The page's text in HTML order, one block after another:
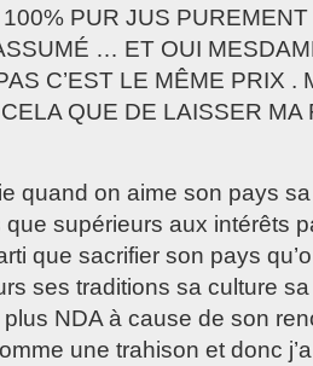
PUR JUS
… ET OUI
C’EST LE MÊME PRIX .
QUE DE LAISSER MA
quand on aime son pays
supérieurs aux intérêts
que sacrifier son pays
ses traditions sa culture
NDA à cause de son
une trahison et donc